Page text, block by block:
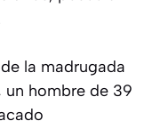
la madrugada
un hombre de 39